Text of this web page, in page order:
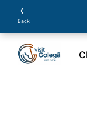
‹
Back